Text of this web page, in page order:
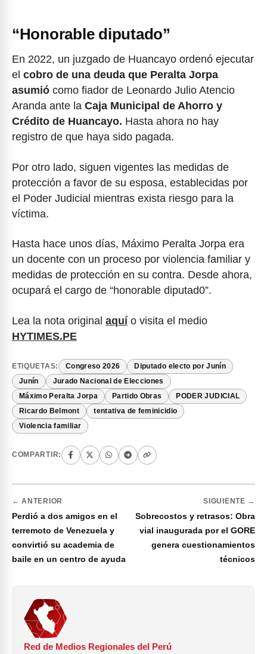
“Honorable diputado”
En 2022, un juzgado de Huancayo ordenó ejecutar
el cobro de una deuda que Peralta Jorpa
asumió como fiador de Leonardo Julio Atencio
Aranda ante la Caja Municipal de Ahorro y
Crédito de Huancayo. Hasta ahora no hay
registro de que haya sido pagada.
Por otro lado, siguen vigentes las medidas de
protección a favor de su esposa, establecidas por
el Poder Judicial mientras exista riesgo para la
víctima.
Hasta hace unos días, Máximo Peralta Jorpa era
un docente con un proceso por violencia familiar y
medidas de protección en su contra. Desde ahora,
ocupará el cargo de “honorable diputad0”.
Lea la nota original aquío visita el medio
HYTIMES.PE
ETIQUETAS: Congreso 2026 Diputado electo por Junín
Junín Jurado Nacional de Elecciones
Máximo Peralta Jorpa Partido Obras PODER JUDICIAL
Ricardo Belmont tentativa de feminicidio
Violencia familiar
COMPARTIR:
← ANTERIOR
Perdió a dos amigos en el
terremoto de Venezuela y
convirtió su academia de
baile en un centro de ayuda
SIGUIENTE →
Sobrecostos y retrasos: Obra
vial inaugurada por el GORE
genera cuestionamientos
técnicos
Red de Medios Regionales del Perú